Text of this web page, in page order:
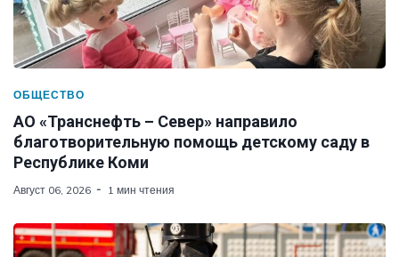
ОБЩЕСТВО
АО «Транснефть – Север» направило
благотворительную помощь детскому саду в
Республике Коми
Август 06, 2026 1 мин чтения